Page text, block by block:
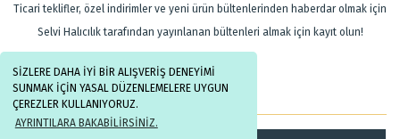
SİZLERE DAHA İYİ BİR ALIŞVERİŞ DENEYİMİ
SUNMAK İÇİN YASAL DÜZENLEMELERE UYGUN
ÇEREZLER KULLANIYORUZ.
AYRINTILARA BAKABİLİRSİNİZ.
Ticari teklifler, özel indirimler ve yeni ürün bültenlerinden haberdar olmak için
Selvi Halıcılık tarafından yayınlanan bültenleri almak için kayıt olun!